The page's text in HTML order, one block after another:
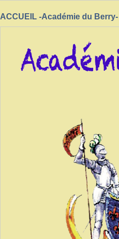
ACCUEIL -Académie du Berry-